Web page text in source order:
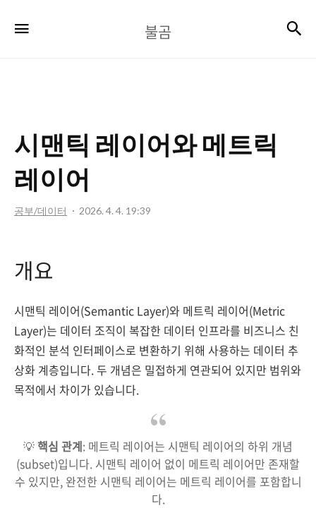
곰
불곰
시맨틱 레이어와 메트릭
레이어
공부/데이터 2026. 4. 4. 19:39
개요
시맨틱 레이어(Semantic Layer)와 메트릭 레이어(Metric
Layer)는 데이터 조직이 복잡한 데이터 인프라를 비즈니스 친
화적인 분석 인터페이스로 변환하기 위해 사용하는 데이터 추
상화 계층입니다. 두 개념은 밀접하게 연관되어 있지만 범위와
목적에서 차이가 있습니다.
💡핵심 관계: 메트릭 레이어는 시맨틱 레이어의 하위 개념
(subset)입니다. 시맨틱 레이어 없이 메트릭 레이어만 존재할
수 있지만, 완전한 시맨틱 레이어는 메트릭 레이어를 포함합니
다.